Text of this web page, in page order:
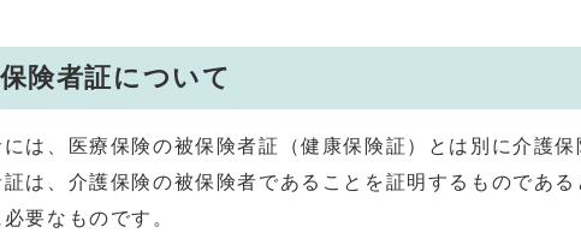
険者証について
は、医療保険の被保険者証（健康保険証）とは別に介護保
は、介護保険の被保険者であることを証明するものである
要なものです。